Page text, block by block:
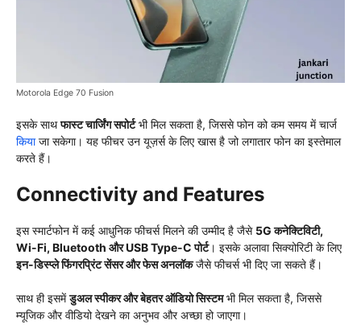
Motorola Edge 70 Fusion
इसके साथफास्ट चार्जिंग सपोर्टभी मिल सकता है, जिससे फोन को कम समय में चार्ज
कियाजा सकेगा। यह फीचर उन यूज़र्स के लिए खास है जो लगातार फोन का इस्तेमाल
करते हैं।
Connectivity and Features
इस स्मार्टफोन में कई आधुनिक फीचर्स मिलने की उम्मीद है जैसे 5G कनेक्टिविटी,
Wi-Fi, Bluetooth और USB Type-C पोर्ट। इसके अलावा सिक्योरिटी के लिए
इन-डिस्प्ले फिंगरप्रिंट सेंसर और फेस अनलॉकजैसे फीचर्स भी दिए जा सकते हैं।
साथ ही इसमेंडुअल स्पीकर और बेहतर ऑडियो सिस्टमभी मिल सकता है, जिससे
म्यूजिक और वीडियो देखने का अनुभव और अच्छा हो जाएगा।